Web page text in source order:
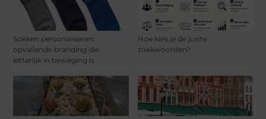
Sokken personaliseren:
opvallende branding die
letterlijk in beweging is
Hoe kies je de juiste
zoekwoorden?